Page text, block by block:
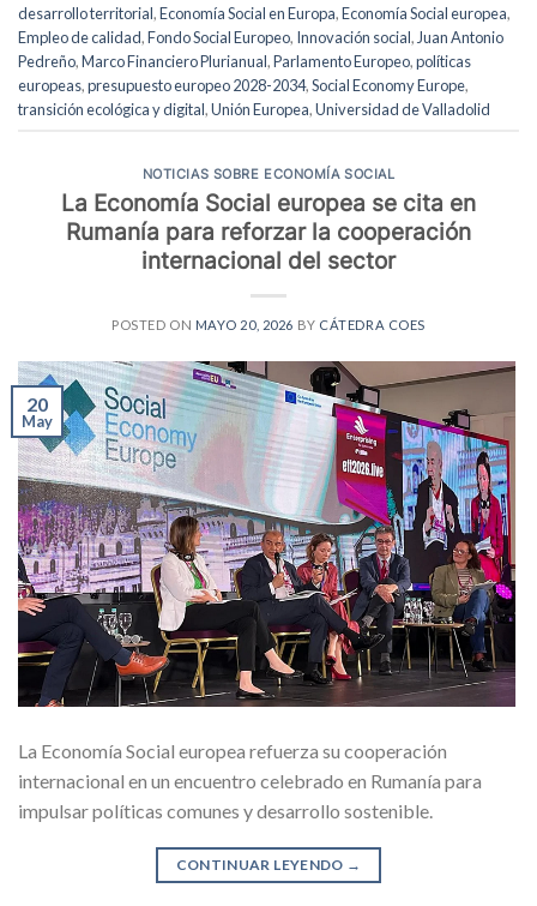
desarrollo territorial,Economía Social en Europa,Economía Social europea,
Empleo de calidad,Fondo Social Europeo, Innovación social, Juan Antonio
Pedreño,Marco Financiero Plurianual,Parlamento Europeo,políticas
europeas,presupuesto europeo 2028-2034,Social Economy Europe,
transición ecológica y digital,Unión Europea,Universidad de Valladolid
NOTICIAS SOBRE ECONOMÍA SOCIAL
La Economía Social europea se cita en
Rumanía para reforzar la cooperación
internacional del sector
POSTED ON MAYO 20, 2026 BY CÁTEDRA COES
20
May
La Economía Social europea refuerza su cooperación
internacional en un encuentro celebrado en Rumanía para
impulsar políticas comunes y desarrollo sostenible.
CONTINUAR LEYENDO →